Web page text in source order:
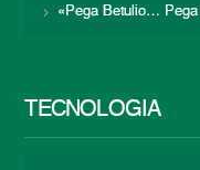
«Pega Betulio…
TECNOLOGÍA